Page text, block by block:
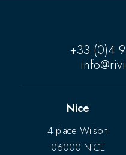
+33 (0)4
Nice
4 place Wilson
06000 NICE